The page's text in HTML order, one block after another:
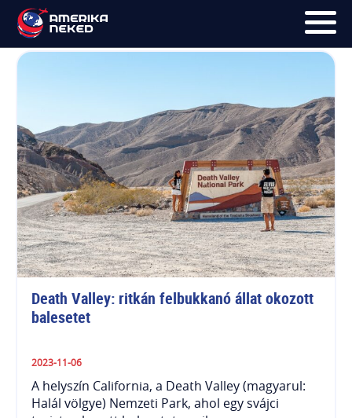
HÍRLEVÉL
BLOG
RÓLUNK
KÉPEK
Hírek
Death Valley: ritkán felbukkanó állat okozott
balesetet
2023-11-06
A helyszín California, a Death Valley (magyarul:
Halál völgye) Nemzeti Park, ahol egy svájci